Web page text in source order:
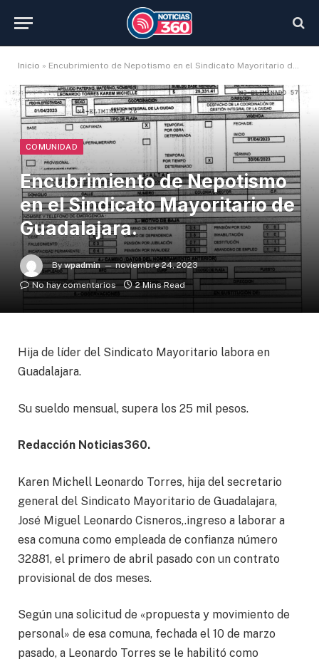
Inicio » Encubrimiento de Nepotismo en el Sindicato Mayoritario de Guadalajara.
COMUNIDAD
Encubrimiento de Nepotismo
en el Sindicato Mayoritario de
Guadalajara.
By wpadmin
noviembre 24, 2023
No hay comentarios
2 Mins Read
Hija de líder del Sindicato Mayoritario labora en
Guadalajara.
Su sueldo mensual, supera los 25 mil pesos.
Redacción Noticias360.
Karen Michell Leonardo Torres, hija del secretario
general del Sindicato Mayoritario de Guadalajara,
José Miguel Leonardo Cisneros,.ingreso a laborar a
esa comuna como empleada de confianza número
32881, el primero de abril pasado con un contrato
provisional de dos meses.
Según una solicitud de «propuesta y movimiento de
personal» de esa comuna, fechada el 10 de marzo
pasado, a Leonardo Torres se le habilitó como